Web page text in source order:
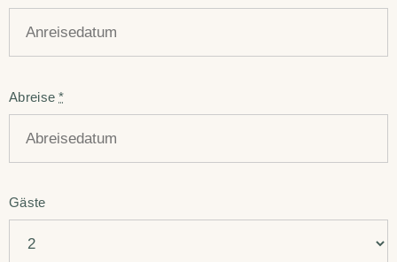
Abreise*
Gäste